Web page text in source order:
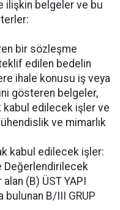
ilişkin belgeler ve bu
bir sözleşme
edilen bedelin
ihale konusu iş veya
gösteren belgeler,
kabul edilecek işler ve
ve mimarlık
kabul edilecek işler:
Değerlendirilecek
(B) ÜST YAPI
bulunan B/III GRUP